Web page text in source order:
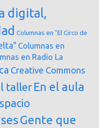
digital,
Columnas en "El Circo de
Columnas en
en Radio La
Creative Commons
taller En el aula
Gente que